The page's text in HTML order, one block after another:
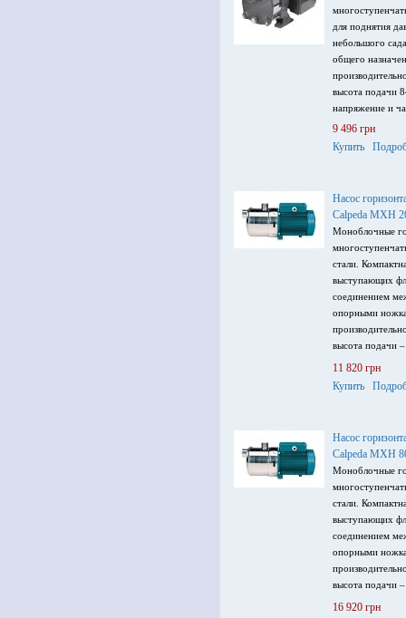
для поднятия
небольшого
общего
высота подачи
напряжение и
9 496 грн
Купить
Насос
Calpeda MXH
Моноблочные
стали.
выступающих
соединением
опорными
высота подачи
напряжение
11 820 грн
Купить
Насос
Calpeda MXH
Моноблочные
стали.
выступающих
соединением
опорными
высота подачи
напряжение
16 920 грн